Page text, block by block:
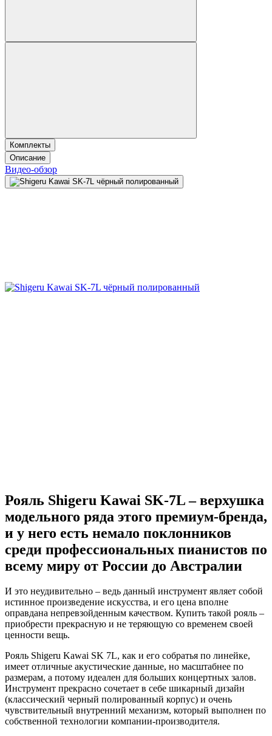
Комплекты
Описание
Видео-обзор
Рояль Shigeru Kawai SK-7L – верхушка
модельного ряда этого премиум-бренда,
и у него есть немало поклонников
среди профессиональных пианистов по
всему миру от России до Австралии
И это неудивительно – ведь данный инструмент являет собой
истинное произведение искусства, и его цена вполне
оправдана непревзойденным качеством. Купить такой рояль –
приобрести прекрасную и не теряющую со временем своей
ценности вещь.
Рояль Shigeru Kawai SK 7L, как и его собратья по линейке,
имеет отличные акустические данные, но масштабнее по
размерам, а потому идеален для больших концертных залов.
Инструмент прекрасно сочетает в себе шикарный дизайн
(классический черный полированный корпус) и очень
чувствительный внутренний механизм, который выполнен по
собственной технологии компании-производителя.